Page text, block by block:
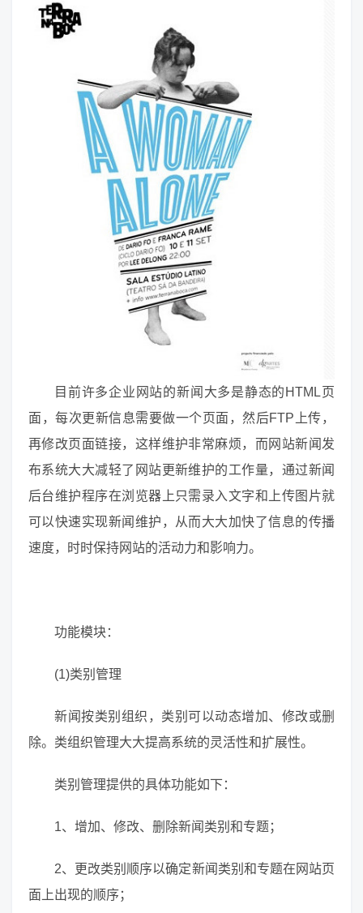
目前许多企业网站的新闻大多是静态的HTML页
面，每次更新信息需要做一个页面，然后FTP上传，
再修改页面链接，这样维护非常麻烦，而网站新闻发
布系统大大减轻了网站更新维护的工作量，通过新闻
后台维护程序在浏览器上只需录入文字和上传图片就
可以快速实现新闻维护，从而大大加快了信息的传播
速度，时时保持网站的活动力和影响力。
功能模块：
(1)类别管理
新闻按类别组织，类别可以动态增加、修改或删
除。类组织管理大大提高系统的灵活性和扩展性。
类别管理提供的具体功能如下：
1、增加、修改、删除新闻类别和专题；
2、更改类别顺序以确定新闻类别和专题在网站页
面上出现的顺序；